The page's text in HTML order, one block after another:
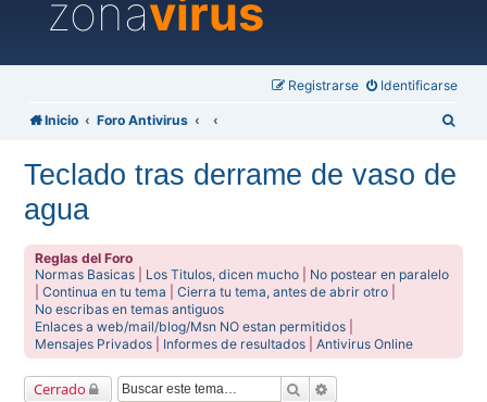
zonavirus
Identificarse
Registrarse
Inicio Foro Antivirus
Teclado tras derrame de vaso de
agua
Reglas del Foro
Normas Basicas
Los Titulos, dicen mucho
No postear en paralelo
|Continua en tu tema |Cierra tu tema, antes de abrir otro
No escribas en temas antiguos
Enlaces a web/mail/blog/Msn NO estan permitidos
Mensajes Privados
Informes de resultados |Antivirus Online
Cerrado Buscar